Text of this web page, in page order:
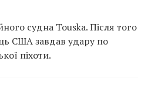
судна Touska. Після того
США завдав удару по
піхоти.